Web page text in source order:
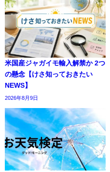
米国産ジャガイモ輸入解禁か 2つ
の懸念【けさ知っておきたい
NEWS】
2026年8月9日